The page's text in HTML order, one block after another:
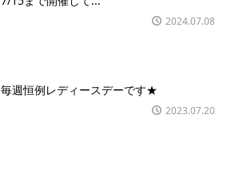
2024.07.08
毎週恒例レディースデーです★
2023.07.20